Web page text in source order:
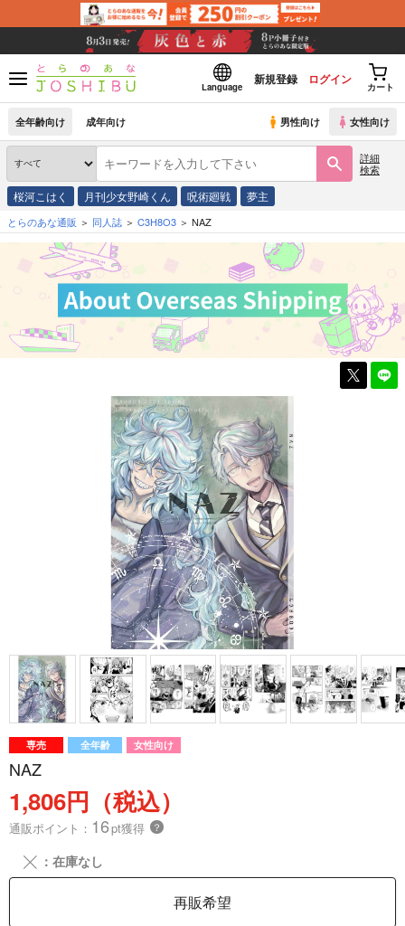
Language
新規登録 ログイン
カート
全年齢向け 成年向け 男性向け 女性向け
詳細
検索
桜河こはく 月刊少女野崎くん 呪術廻戦 夢主
とらのあな通販 同人誌 C3H8O3 NAZ
専売 全年齢 女性向け
NAZ
1,806円（税込）
通販ポイント： 16pt獲得 ？
╳ ：在庫なし
再販希望